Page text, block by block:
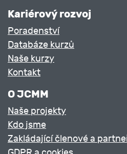
Kariérový rozvoj
Poradenství
Databáze kurzů
Naše kurzy
Kontakt
O JCMM
Naše projekty
Kdo jsme
Zakládající členové a